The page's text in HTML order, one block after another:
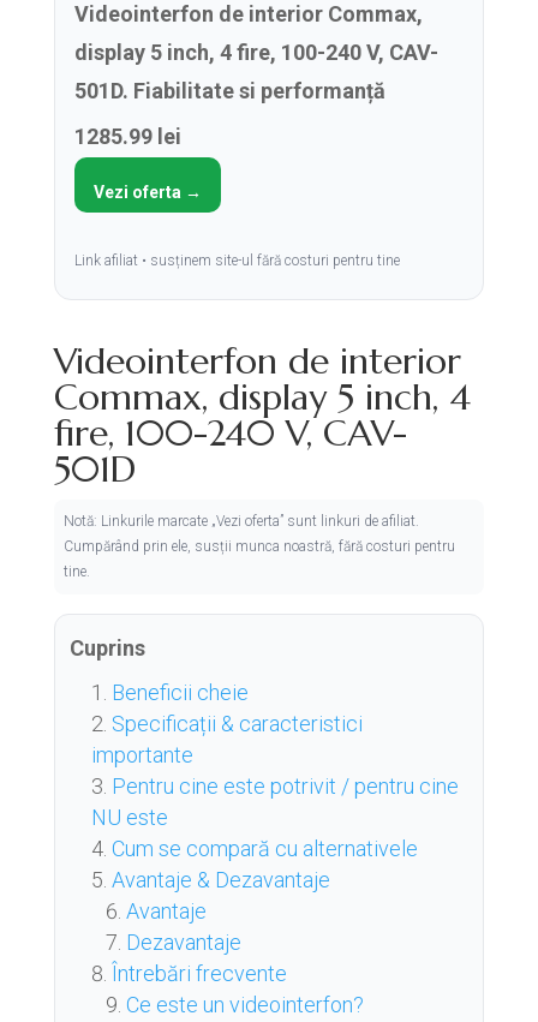
Videointerfon de interior Commax,
display 5 inch, 4 fire, 100-240 V, CAV-
501D. Fiabilitate si performanță
1285.99 lei
Vezi oferta →
Link afiliat • susținem site-ul fără costuri pentru tine
Videointerfon de interior
Commax, display 5 inch, 4
fire, 100-240 V, CAV-
501D
Notă: Linkurile marcate „Vezi oferta” sunt linkuri de afiliat.
Cumpărând prin ele, susții munca noastră, fără costuri pentru
tine.
Cuprins
Beneficii cheie
Specificații & caracteristici
importante
Pentru cine este potrivit / pentru cine
NU este
Cum se compară cu alternativele
Avantaje & Dezavantaje
Avantaje
Dezavantaje
Întrebări frecvente
Ce este un videointerfon?